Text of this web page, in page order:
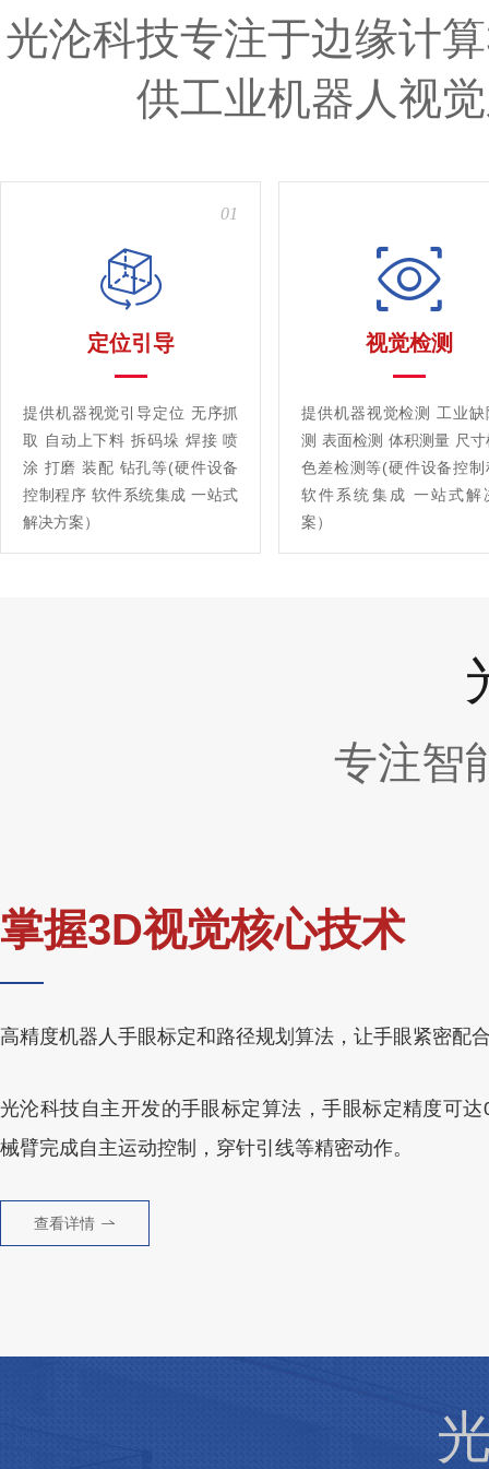
光沦科技专注于边缘计
供工业机器人视
01
定位引导
提供机器视觉引导定位 无序抓
取 自动上下料 拆码垛 焊接 喷
涂 打磨 装配 钻孔等(硬件设备
控制程序 软件系统集成 一站式
解决方案）
视觉检测
提供机器视觉检测 工业缺
测 表面检测 体积测量 尺寸
色差检测等(硬件设备控制
软件系统集成 一站式解
案）
专注智
掌握3D视觉核心技术
高精度机器人手眼标定和路径规划算法，让手眼紧密配
光沦科技自主开发的手眼标定算法，手眼标定精度可
械臂完成自主运动控制，穿针引线等精密动作。
查看详情